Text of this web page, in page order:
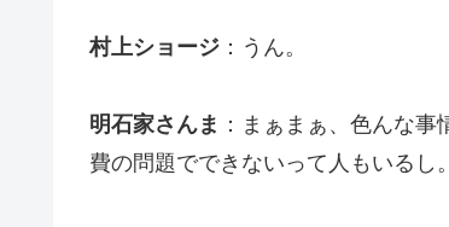
村上ショージ ：うん。
明石家さんま ：まぁまぁ、色んな
費の問題でできないって人もいるし。